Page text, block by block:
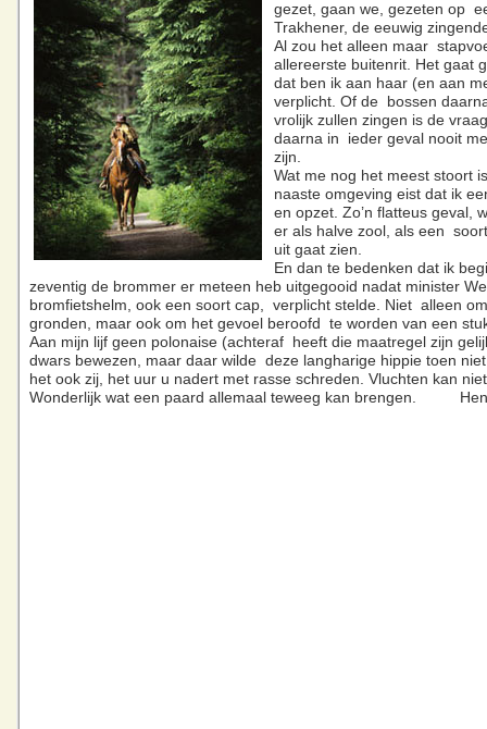
gezet, gaan we, gezeten op
Trakhener, de eeuwig
Al zou het alleen maar
allereerste buitenrit. Het gaat
dat ben ik aan haar (en aan
verplicht. Of de bossen
vrolijk zullen zingen is de
daarna in ieder geval nooit
zijn.
Wat me nog het meest stoort
naaste omgeving eist dat ik
en opzet. Zo’n flatteus geval,
er als halve zool, als een
uit gaat zien.
En dan te bedenken dat ik
zeventig de brommer er meteen heb uitgegooid nadat minister
bromfietshelm, ook een soort cap, verplicht stelde. Niet alleen
gronden, maar ook om het gevoel beroofd te worden van een
Aan mijn lijf geen polonaise (achteraf heeft die maatregel zijn
dwars bewezen, maar daar wilde deze langharige hippie toen
het ook zij, het uur u nadert met rasse schreden. Vluchten kan
Wonderlijk wat een paard allemaal teweeg kan brengen.